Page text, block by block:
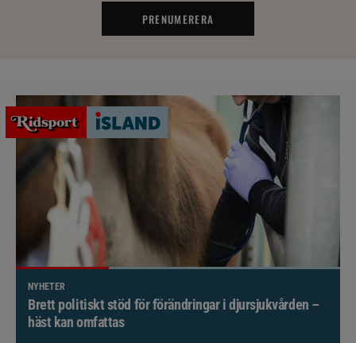
PRENUMERERA
NYHETER
Brett politiskt stöd för förändringar i djursjukvården –
häst kan omfattas